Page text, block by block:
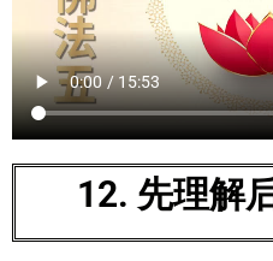
12. 先理解